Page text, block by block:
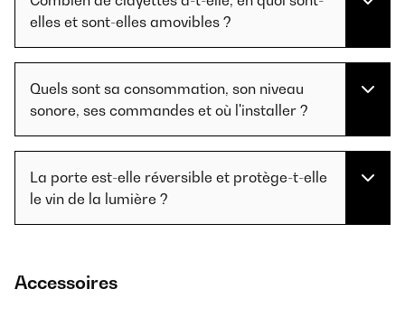
elles et sont-elles amovibles ?
Quels sont sa consommation, son niveau
sonore, ses commandes et où l'installer ?
La porte est-elle réversible et protège-t-elle
le vin de la lumière ?
Accessoires